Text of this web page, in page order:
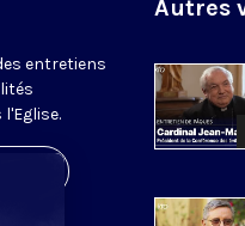
entretiens
Autres